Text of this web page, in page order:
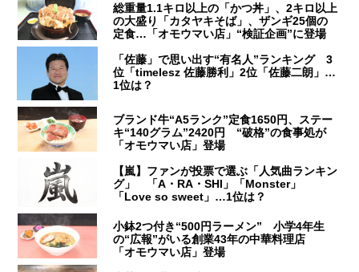
総重量1.1キロ以上の「かつ丼」、2キロ以上
の大盛り「カタヤキそば」、ザンギ25個の
定食…「オモウマい店」“検証企画”に登場
「佐藤」で思い出す“有名人”ランキング 3
位「timelesz 佐藤勝利」2位「佐藤二朗」…
1位は？
ブランド牛“A5ランク”定食1650円、ステー
キ“140グラム”2420円 “破格”の食事処が
「オモウマい店」登場
【嵐】ファンが投票で選ぶ「人気曲ランキン
グ」 「A・RA・SHI」「Monster」
「Love so sweet」…1位は？
小鉢2つ付き“500円ラーメン” 小学4年生
の“広報”がいる創業43年の中華料理店
「オモウマい店」登場